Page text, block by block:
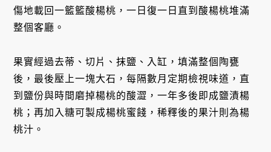
傷地載回一籃籃酸楊桃，一日復一日直到酸楊桃堆滿
整個客廳。
果實經過去蒂、切片、抹鹽、入缸，填滿整個陶甕
後，最後壓上一塊大石，每隔數月定期檢視味道，直
到鹽份與時間磨掉楊桃的酸澀，一年多後即成鹽漬楊
桃；再加入糖可製成楊桃蜜餞，稀釋後的果汁則為楊
桃汁。